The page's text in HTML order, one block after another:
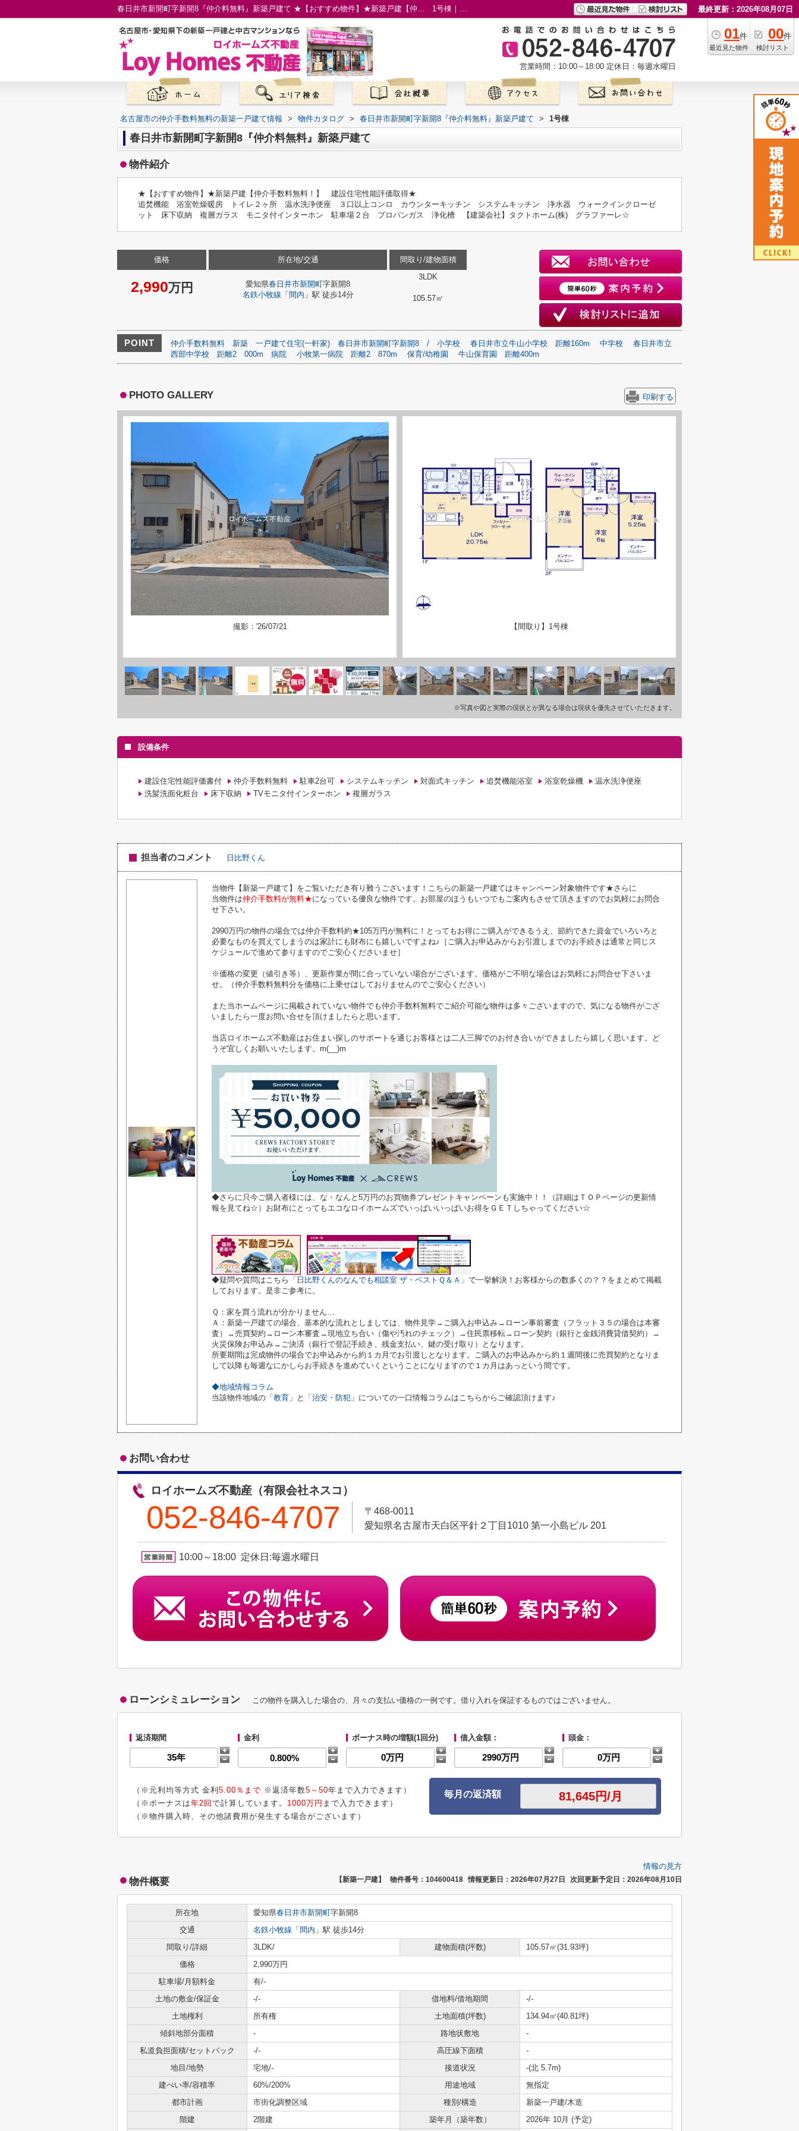
春日井市新開町字新開8『仲介料無料』新築戸建て ★【おすすめ物件】★新築戸建【仲... 1号棟｜名古屋市の仲介手数料無料の新築一戸建て｜ロイホームズ不動産 最終更新：2026年08月07日
01件
最近見た物件
00件
検討リスト
営業時間：10:00～18:00 定休日：毎週水曜日
名古屋市の仲介手数料無料の新築一戸建て情報 > 物件カタログ > 春日井市新開町字新開8『仲介料無料』新築戸建て > 1号棟
春日井市新開町字新開8『仲介料無料』新築戸建て
物件紹介
★【おすすめ物件】★新築戸建【仲介手数料無料！】 建設住宅性能評価取得★
追焚機能 浴室乾燥暖房 トイレ２ヶ所 温水洗浄便座 ３口以上コンロ カウンターキッチン システムキッチン 浄水器 ウォークインクローゼ
ット 床下収納 複層ガラス モニタ付インターホン 駐車場２台 プロパンガス 浄化槽 【建築会社】タクトホーム(株) グラファーレ☆
価格
2,990万円
所在地/交通
愛知県春日井市新開町字新開8
名鉄小牧線 「 間内 」駅 徒歩14分
間取り/建物面積
3LDK
105.57㎡
POINT 仲介手数料無料 新築 一戸建て住宅(一軒家) 春日井市新開町字新開8 / 小学校 春日井市立牛山小学校 距離160m 中学校
春日井市立
西部中学校
距離2 000m 病院 小牧第一病院 距離2 870m 保育/幼稚園 牛山保育園 距離400m
PHOTO GALLERY 印刷する
撮影：'26/07/21 【間取り】1号棟
※写真や図と実際の現状とが異なる場合は現状を優先させていただきます。
設備条件
建設住宅性能評価書付 仲介手数料無料 駐車2台可 システムキッチン 対面式キッチン 追焚機能浴室 浴室乾燥機
温水洗浄便座
洗髪洗面化粧台
床下収納 TVモニタ付インターホン 複層ガラス
担当者のコメント 日比野くん
当物件【新築一戸建て】をご覧いただき有り難うございます！こちらの新築一戸建てはキャンペーン対象物件です★さらに
当物件は仲介手数料が無料★になっている優良な物件です。お部屋のほうもいつでもご案内もさせて頂きますのでお気軽にお問合
せ下さい。
2990万円の物件の場合では仲介手数料約★105万円が無料に！とってもお得にご購入ができるうえ、節約できた資金でいろいろと
必要なものを買えてしまうのは家計にも財布にも嬉しいですよね♪［ご購入お申込みからお引渡しまでのお手続きは通常と同じス
ケジュールで進めて参りますのでご安心くださいませ］
※価格の変更（値引き等）、更新作業が間に合っていない場合がございます。価格がご不明な場合はお気軽にお問合せ下さいま
せ。（仲介手数料無料分を価格に上乗せはしておりませんのでご安心ください）
また当ホームページに掲載されていない物件でも仲介手数料無料でご紹介可能な物件は多々ございますので、気になる物件がござ
いましたら一度お問い合せを頂けましたらと思います。
当店ロイホームズ不動産はお住まい探しのサポートを通じお客様とは二人三脚でのお付き合いができましたら嬉しく思います。ど
うぞ宜しくお願いいたします。m(__)m
◆さらに只今ご購入者様には、な・なんと5万円のお買物券プレゼントキャンペーンも実施中！！（詳細はＴＯＰページの更新情
報を見てね☆）お財布にとってもエコなロイホームズでいっぱいいっぱいお得をＧＥＴしちゃってください☆
◆疑問や質問はこちら 「日比野くんのなんでも相談室 ザ・ベストＱ＆Ａ」 で一挙解決！お客様からの数多くの？？をまとめて掲載
しております。是非ご参考に。
Ｑ：家を買う流れが分かりません…
Ａ：新築一戸建ての場合、基本的な流れとしましては、物件見学→ご購入お申込み→ローン事前審査（フラット３５の場合は本審
査）→売買契約→ローン本審査→現地立ち合い（傷や汚れのチェック）→住民票移転→ローン契約（銀行と金銭消費貸借契約）→
火災保険お申込み→ご決済（銀行で登記手続き、残金支払い、鍵の受け取り）となります。
所要期間は完成物件の場合でお申込みから約１カ月でお引渡しとなります。ご購入のお申込みから約１週間後に売買契約となりま
して以降も毎週なにかしらお手続きを進めていくということになりますので１カ月はあっという間です。
◆地域情報コラム
当該物件地域の「 教育 」と「 治安・防犯 」についての一口情報コラムはこちらからご確認頂けます♪
お問い合わせ
ロイホームズ不動産（有限会社ネスコ）
052-846-4707
〒468-0011
愛知県名古屋市天白区平針２丁目1010 第一小島ビル 201
10:00～18:00 定休日:毎週水曜日
ローンシミュレーション この物件を購入した場合の、月々の支払い価格の一例です。借り入れを保証するものではございません。
返済期間 金利 ボーナス時の増額(1回分) 借入金額： 頭金：
（※元利均等方式 金利 5.00％まで ※返済年数5～50年まで入力できます）
（※ボーナスは年2回 で計算しています。 1000万円 まで入力できます）
（※物件購入時、その他諸費用が発生する場合がございます）
毎月の返済額
情報の見方
物件概要 【新築一戸建】 物件番号：104600418 情報更新日：2026年07月27日 次回更新予定日：2026年08月10日
所在地 愛知県春日井市新開町字新開8
交通
名鉄小牧線 「 間内 」駅 徒歩14分
間取り/詳細
3LDK/ 建物面積(坪数)
105.57㎡(31.93坪)
価格
2,990万円
駐車場/月額料金
有/-
土地の敷金/保証金
-/- 借地料/借地期間
-/-
土地権利
所有権 土地面積(坪数)
134.94㎡(40.81坪)
傾斜地部分面積
- 路地状敷地
-
私道負担面積/セットバック
-/- 高圧線下面積
-
地目/地勢
宅地/- 接道状況
-(北 5.7m)
建ぺい率/容積率
60%/200% 用途地域
無指定
都市計画
市街化調整区域 種別/構造
新築一戸建/木造
階建
2階建 築年月（築年数） 2026年 10月 (予定)